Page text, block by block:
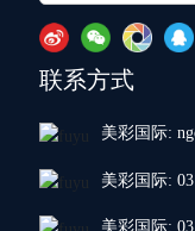
联系方式
美彩国际:
美彩国际:
美彩国际: